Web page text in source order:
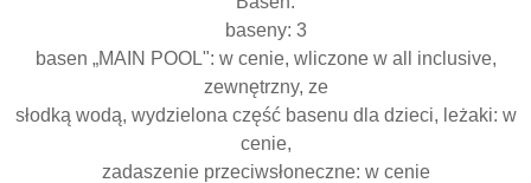
baseny: 3
basen „MAIN POOL": w cenie, wliczone w all inclusive,
zewnętrzny, ze
słodką wodą, wydzielona część basenu dla dzieci, leżaki: w
cenie,
zadaszenie przeciwsłoneczne: w cenie